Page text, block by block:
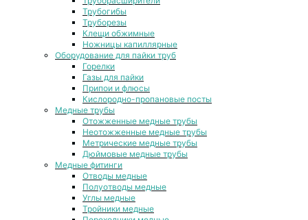
Трубогибы
Труборезы
Клещи обжимные
Ножницы капиллярные
Оборудование для пайки труб
Горелки
Газы для пайки
Припои и флюсы
Кислородно-пропановые посты
Медные трубы
Отожженные медные трубы
Неотожженные медные трубы
Метрические медные трубы
Дюймовые медные трубы
Медные фитинги
Отводы медные
Полуотводы медные
Углы медные
Тройники медные